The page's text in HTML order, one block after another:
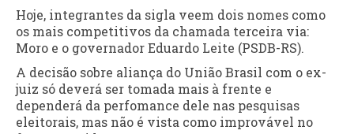
Hoje, integrantes da sigla veem dois nomes como
os mais competitivos da chamada terceira via:
Moro e o governador Eduardo Leite (PSDB-RS).
A decisão sobre aliança do União Brasil com o ex-
juiz só deverá ser tomada mais à frente e
dependerá da perfomance dele nas pesquisas
eleitorais, mas não é vista como improvável no